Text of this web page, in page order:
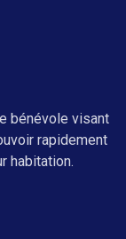
bénévole visant
rapidement
habitation.